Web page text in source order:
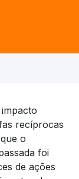
recíprocas
o
foi
de ações